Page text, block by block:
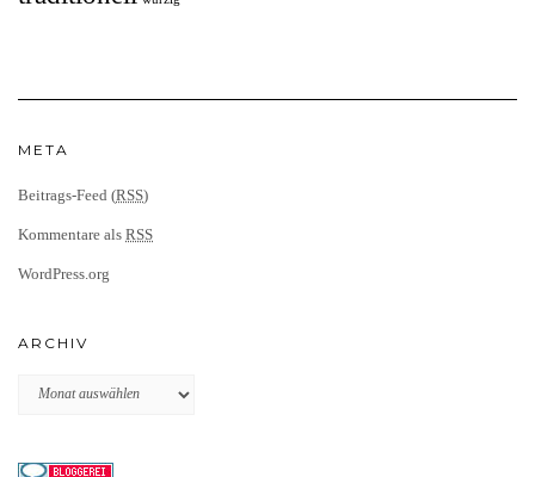
META
Beitrags-Feed (RSS)
Kommentare als RSS
WordPress.org
ARCHIV
Archiv